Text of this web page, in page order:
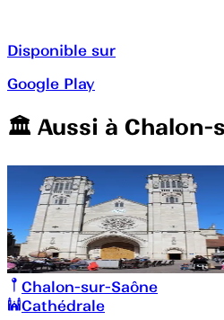
Disponible sur
Google Play
🏛️️ Aussi à Chalon-
Chalon-sur-Saône
Cathédrale